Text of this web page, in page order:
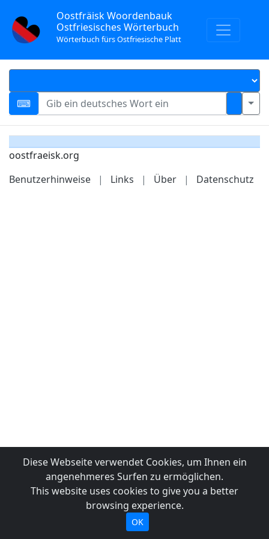
Oostfräisk Woordenbauk
Ostfriesisches Wörterbuch
Wörterbuch fürs Ostfriesische Platt
oostfraeisk.org
Benutzerhinweise
| Links | Über | Datenschutz
Diese Webseite verwendet Cookies, um Ihnen ein
angenehmeres Surfen zu ermöglichen.
This website uses cookies to give you a better
browsing experience.
OK